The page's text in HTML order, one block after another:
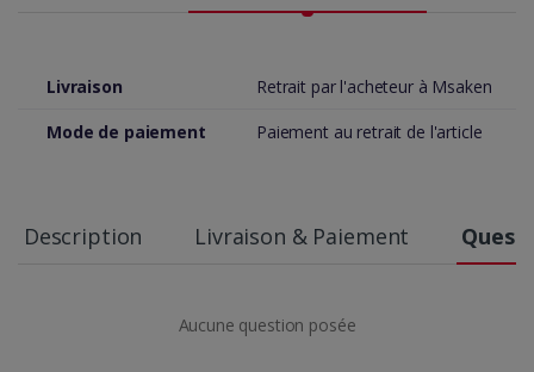
Livraison
Retrait par l'acheteur à Msaken
Mode de paiement
Paiement au retrait de l'article
Description Livraison & Paiement
Aucune question posée